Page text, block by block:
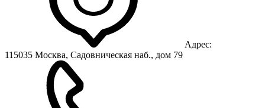
Адрес:
115035 Москва, Садовническая наб., дом 79